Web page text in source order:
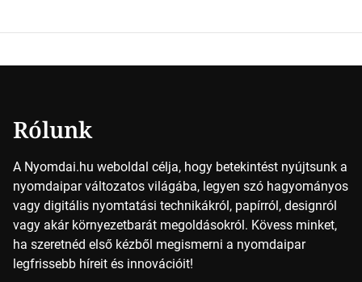
Rólunk
A Nyomdai.hu weboldal célja, hogy betekintést nyújtsunk a
nyomdaipar változatos világába, legyen szó hagyományos
vagy digitális nyomtatási technikákról, papírról, designról
vagy akár környezetbarát megoldásokról. Kövess minket,
ha szeretnéd első kézből megismerni a nyomdaipar
legfrissebb híreit és innovációit!